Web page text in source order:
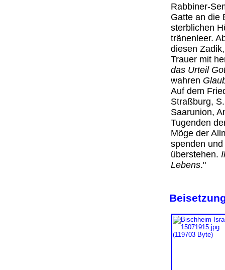
Rabbiner-
Gatte an die
sterblichen
tränenleer.
diesen
Trauer mit
das Urteil
wahren
Auf dem
Straßburg,
Saarunion,
Tugenden
Möge der
spenden
überstehen.
Lebens